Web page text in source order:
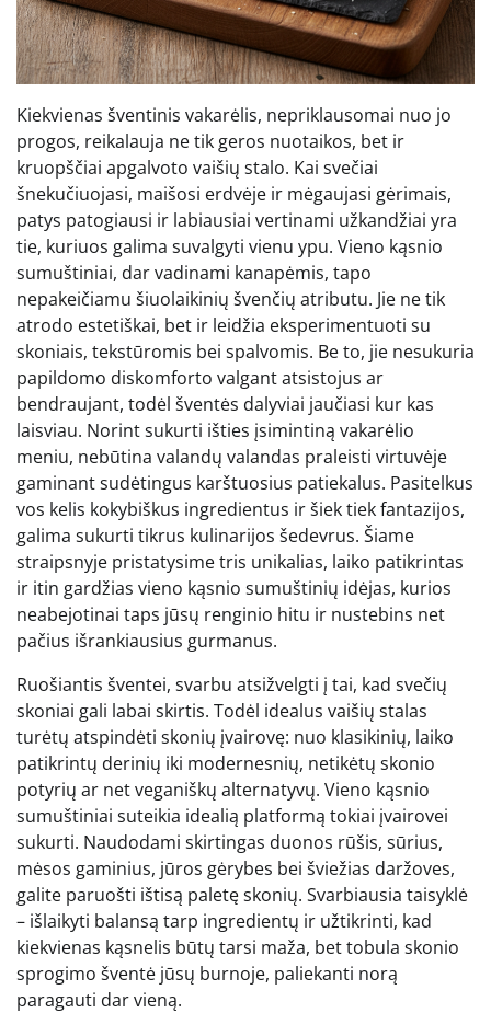
Kiekvienas šventinis vakarėlis, nepriklausomai nuo jo
progos, reikalauja ne tik geros nuotaikos, bet ir
kruopščiai apgalvoto vaišių stalo. Kai svečiai
šnekučiuojasi, maišosi erdvėje ir mėgaujasi gėrimais,
patys patogiausi ir labiausiai vertinami užkandžiai yra
tie, kuriuos galima suvalgyti vienu ypu. Vieno kąsnio
sumuštiniai, dar vadinami kanapėmis, tapo
nepakeičiamu šiuolaikinių švenčių atributu. Jie ne tik
atrodo estetiškai, bet ir leidžia eksperimentuoti su
skoniais, tekstūromis bei spalvomis. Be to, jie nesukuria
papildomo diskomforto valgant atsistojus ar
bendraujant, todėl šventės dalyviai jaučiasi kur kas
laisviau. Norint sukurti išties įsimintiną vakarėlio
meniu, nebūtina valandų valandas praleisti virtuvėje
gaminant sudėtingus karštuosius patiekalus. Pasitelkus
vos kelis kokybiškus ingredientus ir šiek tiek fantazijos,
galima sukurti tikrus kulinarijos šedevrus. Šiame
straipsnyje pristatysime tris unikalias, laiko patikrintas
ir itin gardžias vieno kąsnio sumuštinių idėjas, kurios
neabejotinai taps jūsų renginio hitu ir nustebins net
pačius išrankiausius gurmanus.
Ruošiantis šventei, svarbu atsižvelgti į tai, kad svečių
skoniai gali labai skirtis. Todėl idealus vaišių stalas
turėtų atspindėti skonių įvairovę: nuo klasikinių, laiko
patikrintų derinių iki modernesnių, netikėtų skonio
potyrių ar net veganiškų alternatyvų. Vieno kąsnio
sumuštiniai suteikia idealią platformą tokiai įvairovei
sukurti. Naudodami skirtingas duonos rūšis, sūrius,
mėsos gaminius, jūros gėrybes bei šviežias daržoves,
galite paruošti ištisą paletę skonių. Svarbiausia taisyklė
– išlaikyti balansą tarp ingredientų ir užtikrinti, kad
kiekvienas kąsnelis būtų tarsi maža, bet tobula skonio
sprogimo šventė jūsų burnoje, paliekanti norą
paragauti dar vieną.